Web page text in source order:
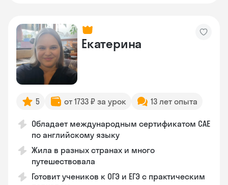
Екатерина
5 от 1733 ₽ за урок 13 лет опыта
Обладает международным сертификатом CAE
по английскому языку
Жила в разных странах и много
путешествовала
Готовит учеников к ОГЭ и ЕГЭ с практическим